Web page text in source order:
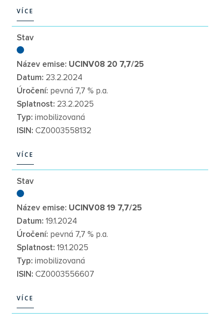
VÍCE
Stav
Název emise: UCINV08 20 7,7/25
Datum: 23.2.2024
Úročení: pevná 7,7 % p.a.
Splatnost: 23.2.2025
Typ: imobilizovaná
ISIN: CZ0003558132
VÍCE
Stav
Název emise: UCINV08 19 7,7/25
Datum: 19.1.2024
Úročení: pevná 7,7 % p.a.
Splatnost: 19.1.2025
Typ: imobilizovaná
ISIN: CZ0003556607
VÍCE